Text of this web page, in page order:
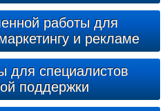
работы для
и рекламе
для специалистов
поддержки